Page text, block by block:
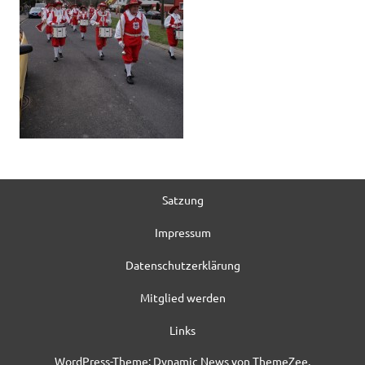
Satzung
Impressum
Datenschutzerklärung
Mitglied werden
Links
WordPress-Theme: Dynamic News von ThemeZee.